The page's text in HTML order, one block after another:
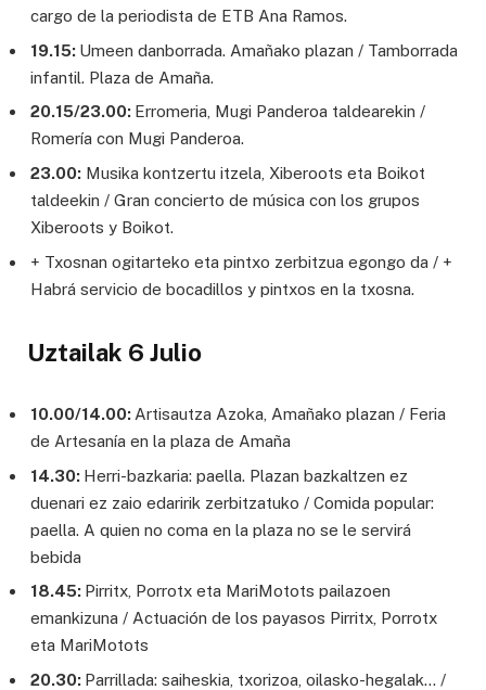
cargo de la periodista de ETB Ana Ramos.
19.15: Umeen danborrada. Amañako plazan / Tamborrada
infantil. Plaza de Amaña.
20.15/23.00: Erromeria, Mugi Panderoa taldearekin /
Romería con Mugi Panderoa.
23.00: Musika kontzertu itzela, Xiberoots eta Boikot
taldeekin / Gran concierto de música con los grupos
Xiberoots y Boikot.
+ Txosnan ogitarteko eta pintxo zerbitzua egongo da / +
Habrá servicio de bocadillos y pintxos en la txosna.
Uztailak 6 Julio
10.00/14.00: Artisautza Azoka, Amañako plazan / Feria
de Artesanía en la plaza de Amaña
14.30: Herri-bazkaria: paella. Plazan bazkaltzen ez
duenari ez zaio edaririk zerbitzatuko / Comida popular:
paella. A quien no coma en la plaza no se le servirá
bebida
18.45: Pirritx, Porrotx eta MariMotots pailazoen
emankizuna / Actuación de los payasos Pirritx, Porrotx
eta MariMotots
20.30: Parrillada: saiheskia, txorizoa, oilasko-hegalak… /